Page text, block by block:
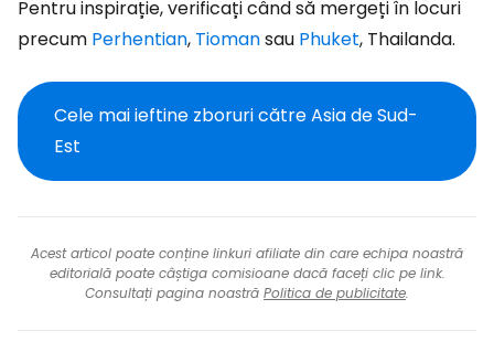
Pentru inspirație, verificați când să mergeți în locuri
precum Perhentian, Tiomansau Phuket, Thailanda.
Cele mai ieftine zboruri către Asia de Sud-
Est
Acest articol poate conține linkuri afiliate din care echipa noastră
editorială poate câștiga comisioane dacă faceți clic pe link.
Consultați pagina noastră Politica de publicitate.